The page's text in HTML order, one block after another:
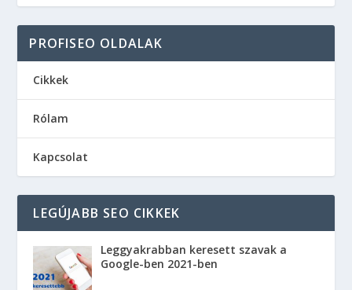
PROFISEO OLDALAK
Cikkek
Rólam
Kapcsolat
LEGÚJABB SEO CIKKEK
Leggyakrabban keresett szavak a
Google-ben 2021-ben